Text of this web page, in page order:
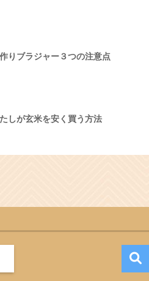
りブラジャー３つの注意点
しが玄米を安く買う方法